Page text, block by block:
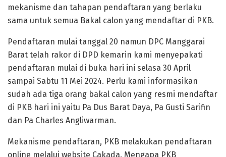
mekanisme dan tahapan pendaftaran yang berlaku
sama untuk semua Bakal calon yang mendaftar di PKB.
Pendaftaran mulai tanggal 20 namun DPC Manggarai
Barat telah rakor di DPD kemarin kami menyepakati
pendaftaran mulai di buka hari ini selasa 30 April
sampai Sabtu 11 Mei 2024. Perlu kami informasikan
sudah ada tiga orang bakal calon yang resmi mendaftar
di PKB hari ini yaitu Pa Dus Barat Daya, Pa Gusti Sarifin
dan Pa Charles Angliwarman.
Mekanisme pendaftaran, PKB melakukan pendaftaran
online melalui website Cakada. Mengapa PKB